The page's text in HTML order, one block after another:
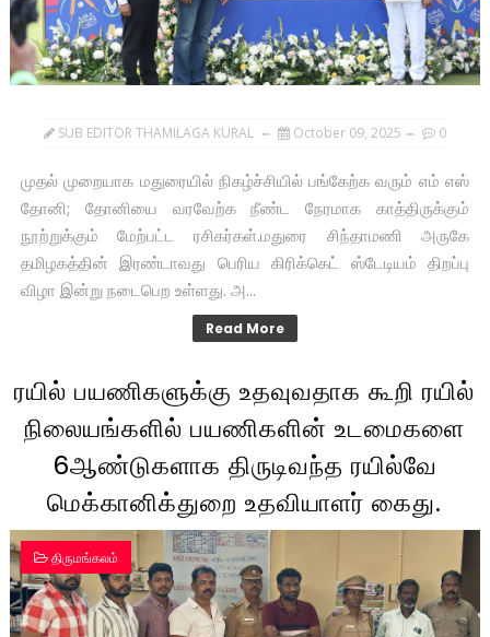
SUB EDITOR THAMILAGA KURAL October 09, 2025 0
முதல் முறையாக மதுரையில் நிகழ்ச்சியில் பங்கேற்க வரும் எம் எஸ்
தோனி; தோனியை வரவேற்க நீண்ட நேரமாக காத்திருக்கும்
நூற்றுக்கும் மேற்பட்ட ரசிகர்கள்.மதுரை சிந்தாமணி அருகே
தமிழகத்தின் இரண்டாவது பெரிய கிரிக்கெட் ஸ்டேடியம் திறப்பு
விழா இன்று நடைபெற உள்ளது. அ...
Read More
ரயில் பயணிகளுக்கு உதவுவதாக கூறி ரயில்
நிலையங்களில் பயணிகளின் உடமைகளை
6ஆண்டுகளாக திருடிவந்த ரயில்வே
மெக்கானிக்துறை உதவியாளர் கைது.
திருமங்கலம்